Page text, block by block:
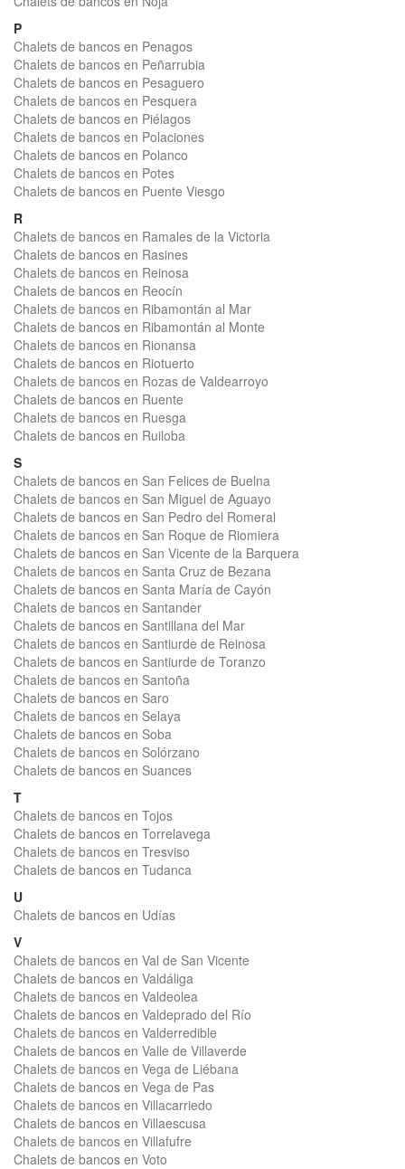
P
Chalets de bancos en Penagos
Chalets de bancos en Peñarrubia
Chalets de bancos en Pesaguero
Chalets de bancos en Pesquera
Chalets de bancos en Piélagos
Chalets de bancos en Polaciones
Chalets de bancos en Polanco
Chalets de bancos en Potes
Chalets de bancos en Puente Viesgo
R
Chalets de bancos en Ramales de la Victoria
Chalets de bancos en Rasines
Chalets de bancos en Reinosa
Chalets de bancos en Reocín
Chalets de bancos en Ribamontán al Mar
Chalets de bancos en Ribamontán al Monte
Chalets de bancos en Rionansa
Chalets de bancos en Riotuerto
Chalets de bancos en Rozas de Valdearroyo
Chalets de bancos en Ruente
Chalets de bancos en Ruesga
Chalets de bancos en Ruiloba
S
Chalets de bancos en San Felices de Buelna
Chalets de bancos en San Miguel de Aguayo
Chalets de bancos en San Pedro del Romeral
Chalets de bancos en San Roque de Riomiera
Chalets de bancos en San Vicente de la Barquera
Chalets de bancos en Santa Cruz de Bezana
Chalets de bancos en Santa María de Cayón
Chalets de bancos en Santander
Chalets de bancos en Santillana del Mar
Chalets de bancos en Santiurde de Reinosa
Chalets de bancos en Santiurde de Toranzo
Chalets de bancos en Santoña
Chalets de bancos en Saro
Chalets de bancos en Selaya
Chalets de bancos en Soba
Chalets de bancos en Solórzano
Chalets de bancos en Suances
T
Chalets de bancos en Tojos
Chalets de bancos en Torrelavega
Chalets de bancos en Tresviso
Chalets de bancos en Tudanca
U
Chalets de bancos en Udías
V
Chalets de bancos en Val de San Vicente
Chalets de bancos en Valdáliga
Chalets de bancos en Valdeolea
Chalets de bancos en Valdeprado del Río
Chalets de bancos en Valderredible
Chalets de bancos en Valle de Villaverde
Chalets de bancos en Vega de Liébana
Chalets de bancos en Vega de Pas
Chalets de bancos en Villacarriedo
Chalets de bancos en Villaescusa
Chalets de bancos en Villafufre
Chalets de bancos en Voto